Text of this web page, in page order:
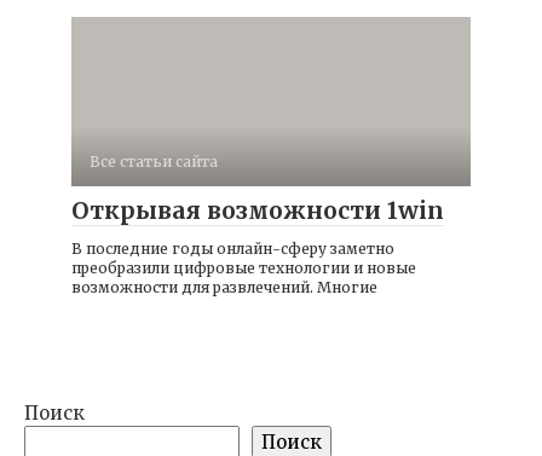
Все статьи сайта
Открывая возможности 1win
В последние годы онлайн-сферу заметно
преобразили цифровые технологии и новые
возможности для развлечений. Многие
Поиск
Поиск